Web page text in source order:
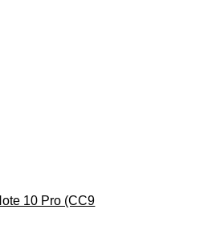
10 Pro (CC9